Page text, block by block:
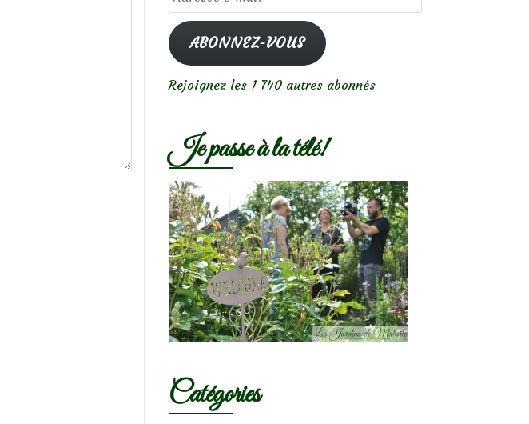
e-
mailABONNEZ-VOUS
Rejoignez les 1 740 autres abonnés
Je passe à la télé!
Catégories